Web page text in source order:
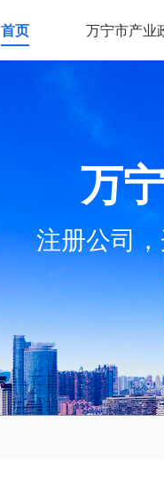
首页 万宁市产业
万
注册公司